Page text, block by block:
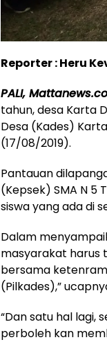
Reporter : Heru
PALI, Mattanews.co
tahun, desa Karta
Desa (Kades)
(17/08/2019).
Pantauan
(Kepsek) SMA N 5
siswa yang ada di
Dalam
masyarakat harus
bersama
(Pilkades),”
“Dan satu hal lagi,
perboleh kan